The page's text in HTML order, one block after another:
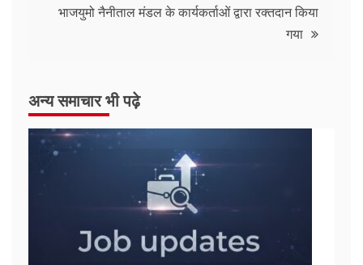
भाजयुमो नैनीताल मंडल के कार्यकर्ताओं द्वारा रक्तदान किया
गया
अन्य समाचार भी पढ़े